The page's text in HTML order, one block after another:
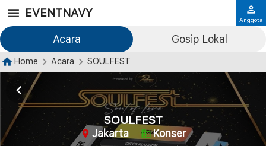
EVENTNAVY
Acara Gosip Lokal
Anggota
Home Acara SOULFEST
SOULFEST
Jakarta Konser